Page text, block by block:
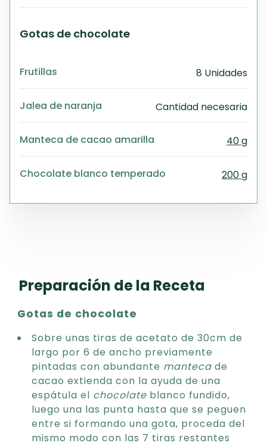
Gotas de chocolate
Frutillas 8 Unidades
Jalea de naranja Cantidad necesaria
Manteca de cacao amarilla 40 g
Chocolate blanco temperado 200 g
Preparación de la Receta
Gotas de chocolate
Sobre unas tiras de acetato de 30cm de
largo por 6 de ancho previamente
pintadas con abundante manteca de
cacao extienda con la ayuda de una
espátula el chocolate blanco fundido,
luego una las punta hasta que se peguen
entre si formando una gota, proceda del
mismo modo con las 7 tiras restantes